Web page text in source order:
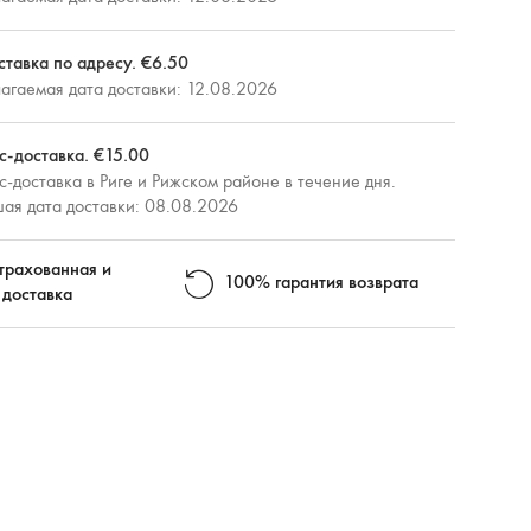
по адресу. €6.50
дата доставки: 12.08.2026
доставка. €15.00
доставка в Риге и Рижском районе в течение дня.
дата доставки: 08.08.2026
и
100% гарантия возврата